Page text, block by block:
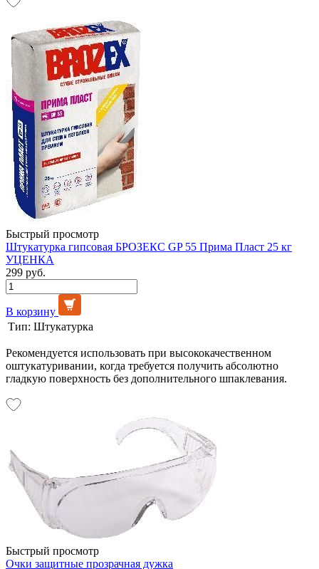
Быстрый просмотр
Штукатурка гипсовая БРОЗЕКС GP 55 Прима Пласт 25 кг
УЦЕНКА
299 руб.
В корзину
Тип: Штукатурка
Рекомендуется использовать при высококачественном
оштукатуривании, когда требуется получить абсолютно
гладкую поверхность без дополнительного шпаклевания.
Быстрый просмотр
Очки защитные прозрачная дужка